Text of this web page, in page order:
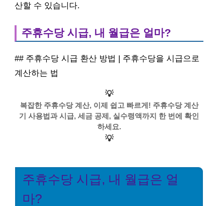
산할 수 있습니다.
주휴수당 시급, 내 월급은 얼마?
## 주휴수당 시급 환산 방법 | 주휴수당을 시급으로
계산하는 법
💡
복잡한 주휴수당 계산, 이제 쉽고 빠르게! 주휴수당 계산
기 사용법과 시급, 세금 공제, 실수령액까지 한 번에 확인
하세요.
💡
주휴수당 시급, 내 월급은 얼
마?